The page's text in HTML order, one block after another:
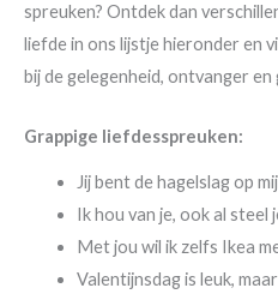
spreuken? Ontdek dan
liefde in ons lijstje hieronder en
bij de gelegenheid, ontvanger
Grappige liefdesspreuken:
Jij bent de hagelslag op
Ik hou van je, ook al steel
Met jou wil ik zelfs Ikea
Valentijnsdag is leuk,